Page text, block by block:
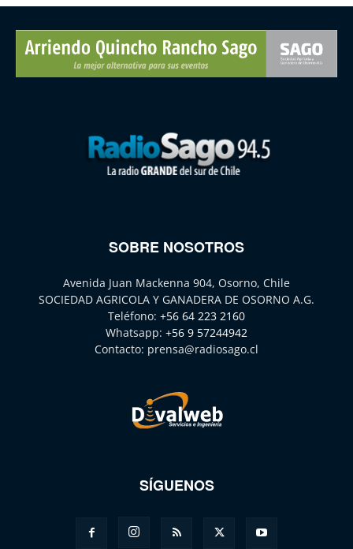
SOBRE NOSOTROS
Avenida Juan Mackenna 904, Osorno, Chile
SOCIEDAD AGRICOLA Y GANADERA DE OSORNO A.G.
Teléfono: +56 64 223 2160
Whatsapp: +56 9 57244942
Contacto: prensa@radiosago.cl
SÍGUENOS